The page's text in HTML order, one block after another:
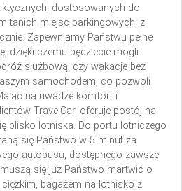
dostosowanych do
tanich miejsc parkingowych, z
Zapewniamy Państwu pełne
dzięki czemu będziecie mogli
służbową, czy wakacje bez
samochodem, co pozwoli
na uwadze komfort i
TravelCar, oferuje postój na
blisko lotniska. Do portu lotniczego
się Państwo w 5 minut za
autobusu, dostępnego zawsze
się już Państwo martwić o
bagażem na lotnisko z